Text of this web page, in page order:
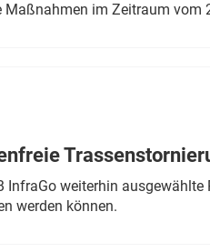
Maßnahmen im Zeitraum vom
InfraGo weiterhin
werden können.